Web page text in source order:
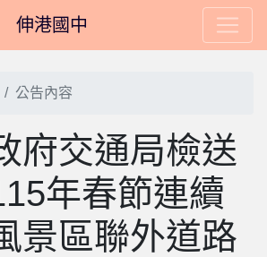
伸港國中
公告內容
府交通局檢送
年春節連續
景區聯外道路